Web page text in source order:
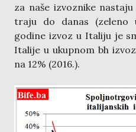
za naše izvoznike
traju do danas (zeleno
godine izvoz u Italiju je
Italije u ukupnom bh
na 12% (2016.).